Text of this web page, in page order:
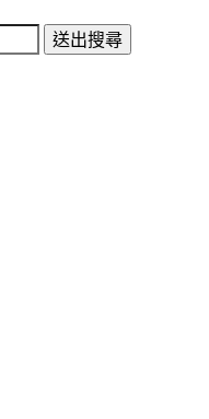
送出搜尋